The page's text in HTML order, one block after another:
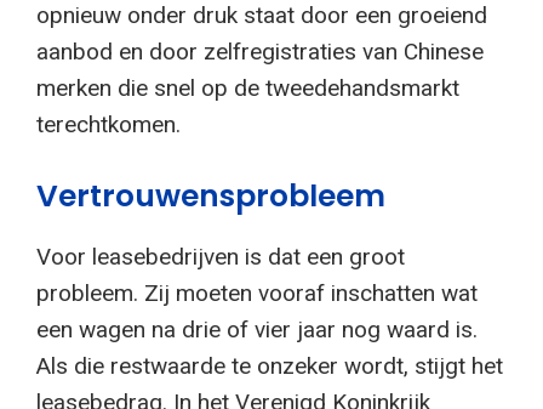
opnieuw onder druk staat door een groeiend
aanbod en door zelfregistraties van Chinese
merken die snel op de tweedehandsmarkt
terechtkomen.
Vertrouwensprobleem
Voor leasebedrijven is dat een groot
probleem. Zij moeten vooraf inschatten wat
een wagen na drie of vier jaar nog waard is.
Als die restwaarde te onzeker wordt, stijgt het
leasebedrag. In het Verenigd Koninkrijk